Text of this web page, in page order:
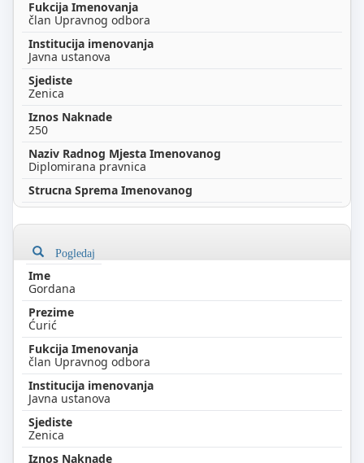
član Upravnog odbora
Javna ustanova
Zenica
250
Diplomirana pravnica
Pogledaj
Gordana
Ćurić
član Upravnog odbora
Javna ustanova
Zenica